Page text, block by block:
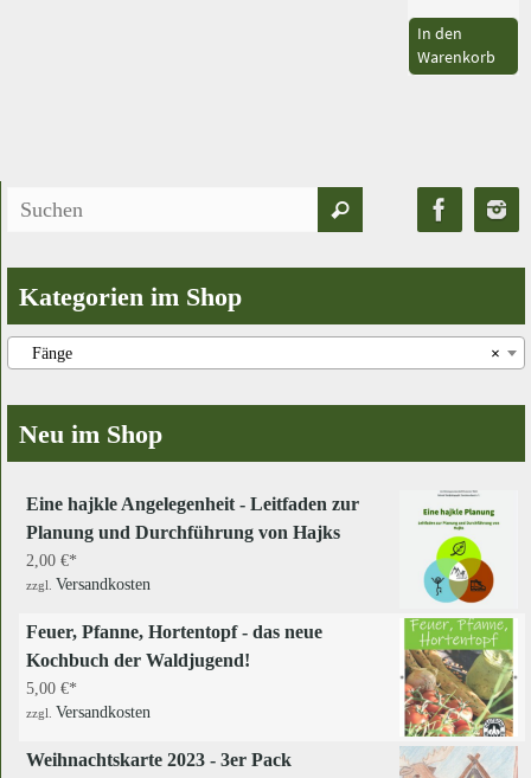
In den
Warenkorb
Suchen
Kategorien im Shop
×
Fänge
Neu im Shop
Eine hajkle Angelegenheit - Leitfaden zur
Planung und Durchführung von Hajks
2,00 €
zzgl. Versandkosten
Feuer, Pfanne, Hortentopf - das neue
Kochbuch der Waldjugend!
5,00 €
zzgl. Versandkosten
Weihnachtskarte 2023 - 3er Pack